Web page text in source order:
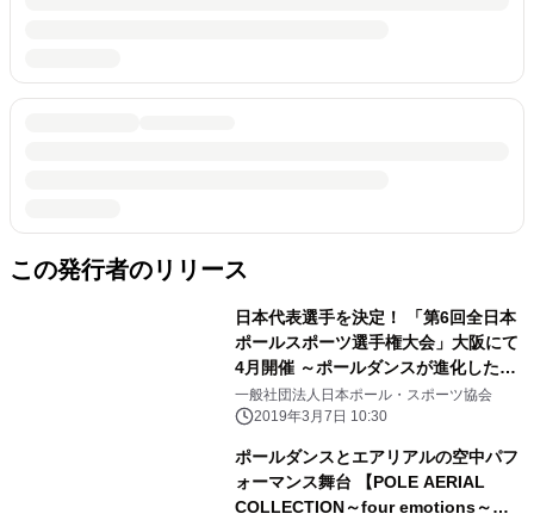
この発行者のリリース
日本代表選手を決定！ 「第6回全日本
ポールスポーツ選手権大会」大阪にて
4月開催 ～ポールダンスが進化したス
ポーツ競技～
一般社団法人日本ポール・スポーツ協会
2019年3月7日 10:30
ポールダンスとエアリアルの空中パフ
ォーマンス舞台 【POLE AERIAL
COLLECTION～four emotions～】